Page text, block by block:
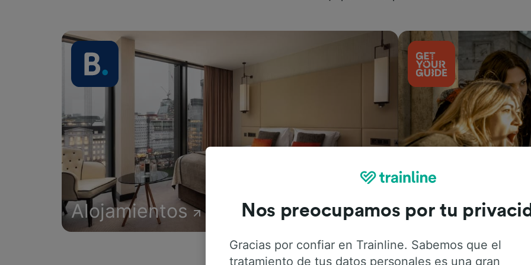
Alojamientos Actividades
Nos preocupamos por tu
Gracias por confiar en Trainline. Sabemos que el
tratamiento de tus datos personales es una gran